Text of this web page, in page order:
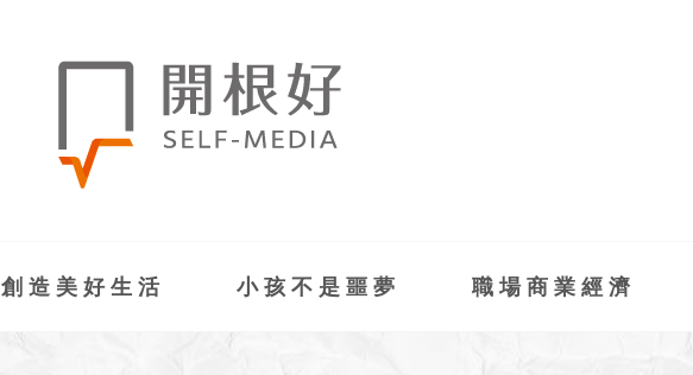
創造美好生活 小孩不是噩夢 職場商業經濟